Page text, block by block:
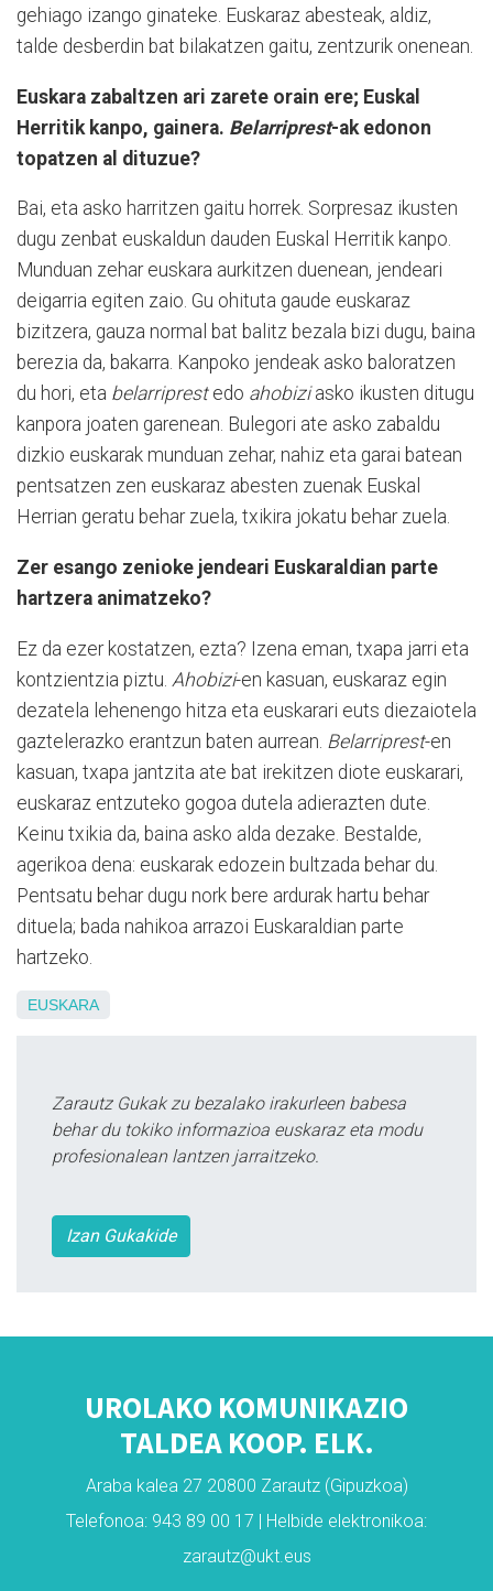
gehiago izango ginateke. Euskaraz abesteak, aldiz,
talde desberdin bat bilakatzen gaitu, zentzurik onenean.
Euskara zabaltzen ari zarete orain ere; Euskal
Herritik kanpo, gainera. Belarriprest-ak edonon
topatzen al dituzue?
Bai, eta asko harritzen gaitu horrek. Sorpresaz ikusten
dugu zenbat euskaldun dauden Euskal Herritik kanpo.
Munduan zehar euskara aurkitzen duenean, jendeari
deigarria egiten zaio. Gu ohituta gaude euskaraz
bizitzera, gauza normal bat balitz bezala bizi dugu, baina
berezia da, bakarra. Kanpoko jendeak asko baloratzen
du hori, eta belarriprestedo ahobiziasko ikusten ditugu
kanpora joaten garenean. Bulegori ate asko zabaldu
dizkio euskarak munduan zehar, nahiz eta garai batean
pentsatzen zen euskaraz abesten zuenak Euskal
Herrian geratu behar zuela, txikira jokatu behar zuela.
Zer esango zenioke jendeari Euskaraldian parte
hartzera animatzeko?
Ez da ezer kostatzen, ezta? Izena eman, txapa jarri eta
kontzientzia piztu. Ahobizi-en kasuan, euskaraz egin
dezatela lehenengo hitza eta euskarari euts diezaiotela
gaztelerazko erantzun baten aurrean. Belarriprest-en
kasuan, txapa jantzita ate bat irekitzen diote euskarari,
euskaraz entzuteko gogoa dutela adierazten dute.
Keinu txikia da, baina asko alda dezake. Bestalde,
agerikoa dena: euskarak edozein bultzada behar du.
Pentsatu behar dugu nork bere ardurak hartu behar
dituela; bada nahikoa arrazoi Euskaraldian parte
hartzeko.
EUSKARA
Zarautz Gukak zu bezalako irakurleen babesa
behar du tokiko informazioa euskaraz eta modu
profesionalean lantzen jarraitzeko.
Izan Gukakide
UROLAKO KOMUNIKAZIO
TALDEA KOOP. ELK.
Araba kalea 27 20800 Zarautz (Gipuzkoa)
Telefonoa: 943 89 00 17 | Helbide elektronikoa:
zarautz@ukt.eus